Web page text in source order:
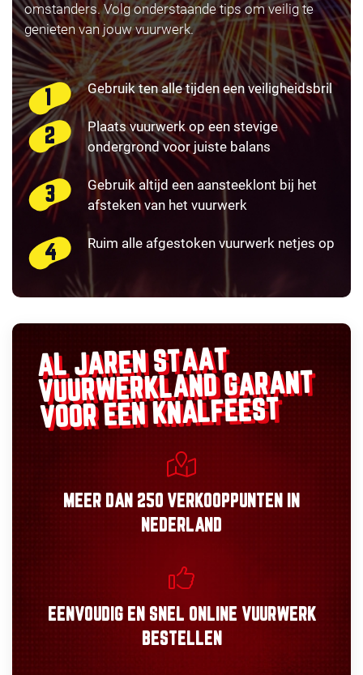
omstanders. Volg onderstaande tips om veilig te
genieten van jouw vuurwerk.
Gebruik ten alle tijden een veiligheidsbril
Plaats vuurwerk op een stevige
ondergrond voor juiste balans
Gebruik altijd een aansteeklont bij het
afsteken van het vuurwerk
Ruim alle afgestoken vuurwerk netjes op
AL JAREN STAAT
VUURWERKLANDGARANT
VOOR EEN KNALFEEST
MEER DAN 250 VERKOOPPUNTEN IN
NEDERLAND
EENVOUDIGEN SNEL ONLINE VUURWERK
BESTELLEN